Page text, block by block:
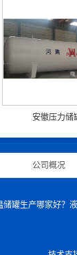
安徽压力储
公司概况
罐生产哪家好？